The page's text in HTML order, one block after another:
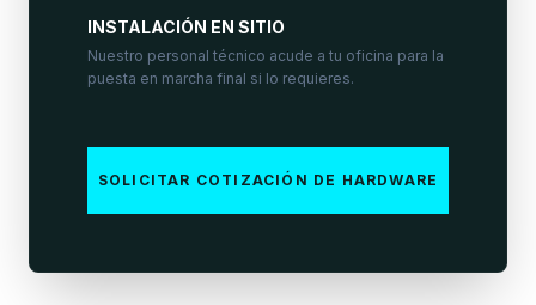
INSTALACIÓN EN SITIO
Nuestro personal técnico acude a tu oficina para la
puesta en marcha final si lo requieres.
SOLICITAR COTIZACIÓN DE HARDWARE